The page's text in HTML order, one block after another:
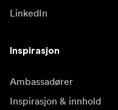
LinkedIn
Inspirasjon
Ambassadører
Inspirasjon & innhold